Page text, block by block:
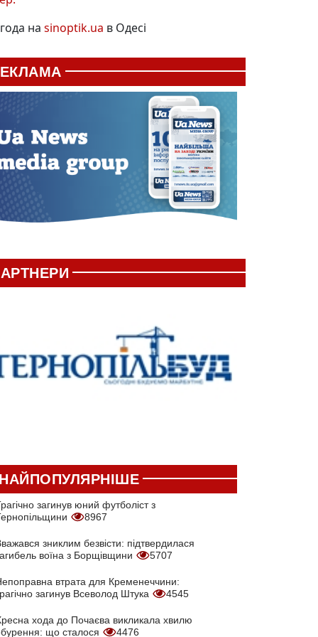
на sinoptik.ua в Одесі
загинув юний футболіст з
8967
зниклим безвісти: підтвердилася
воїна з Борщівщини
5707
втрата для Кременеччини:
загинув Всеволод Штука
4545
хода до Почаєва викликала хвилю
що сталося
4476